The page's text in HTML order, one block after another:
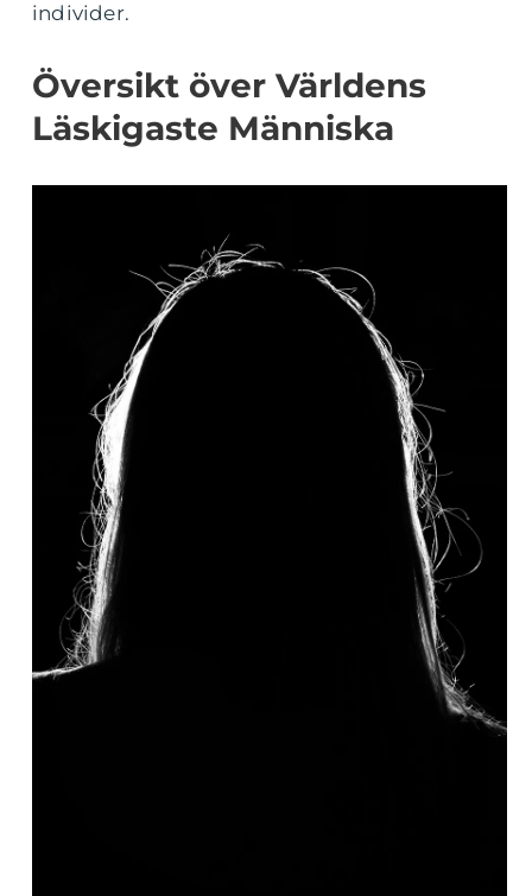
individer.
Översikt över Världens
Läskigaste Människa